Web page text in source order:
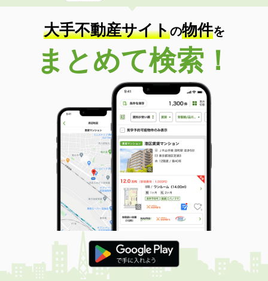
大手不動産サイトの物件を
まとめて検索！